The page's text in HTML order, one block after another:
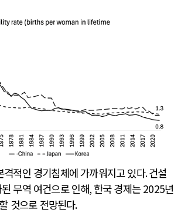
격적인 경기침체에 가까워지고 있다.건설
무역 여건으로 인해, 한국 경제는2025년
것으로 전망된다.